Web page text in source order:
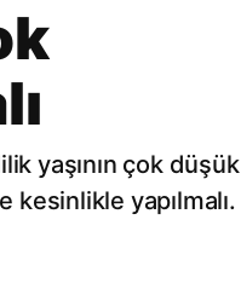
yaşının çok düşük
yapılmalı.